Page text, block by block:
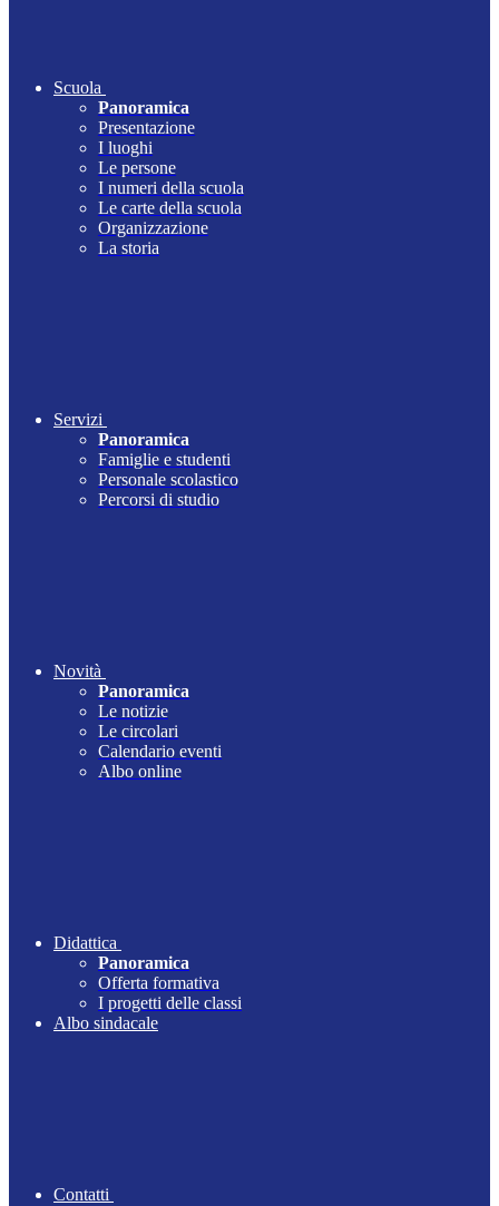
Scuola
Panoramica
Presentazione
I luoghi
Le persone
I numeri della scuola
Le carte della scuola
Organizzazione
La storia
Servizi
Panoramica
Famiglie e studenti
Personale scolastico
Percorsi di studio
Novità
Panoramica
Le notizie
Le circolari
Calendario eventi
Albo online
Didattica
Panoramica
Offerta formativa
I progetti delle classi
Albo sindacale
Contatti